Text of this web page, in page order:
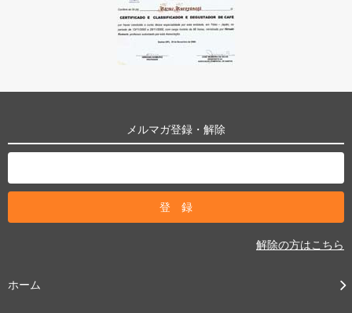
メルマガ登録・解除
解除の方はこちら
ホーム